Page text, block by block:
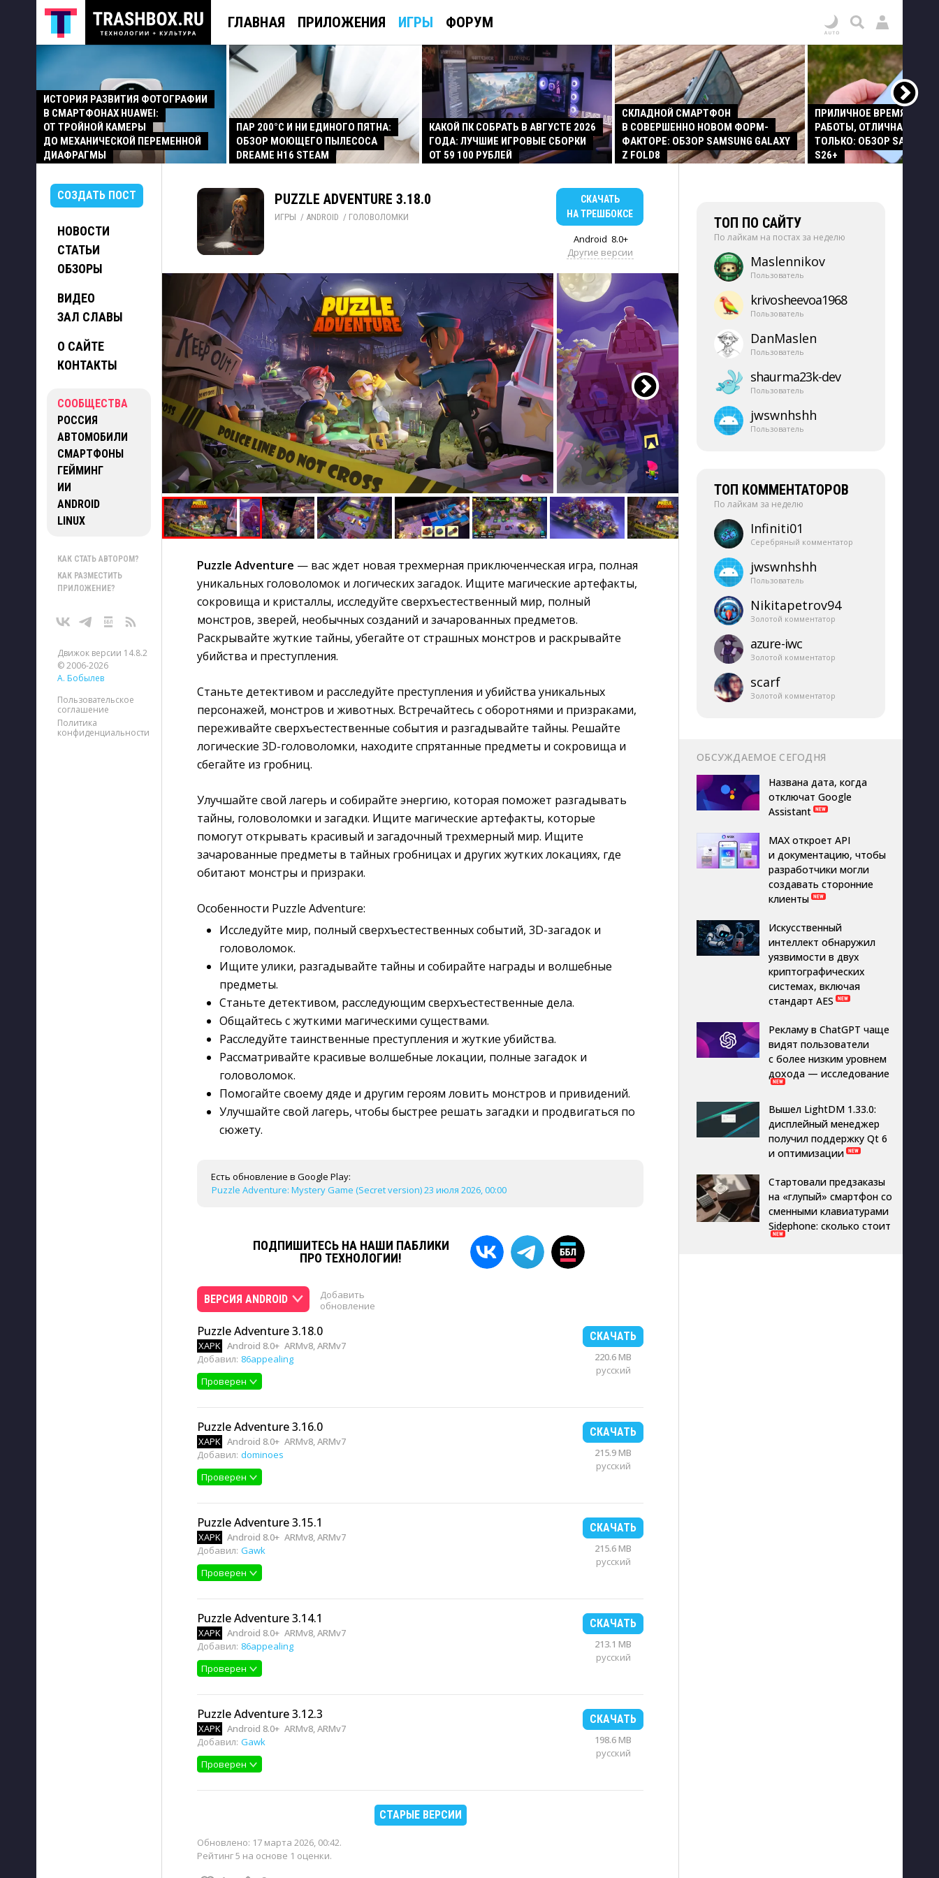
ГЛАВНАЯ ПРИЛОЖЕНИЯ ИГРЫ ФОРУМ
ИСТОРИЯ РАЗВИТИЯ ФОТОГРАФИИ
В СМАРТФОНАХ HUAWEI:
ОТ ТРОЙНОЙ КАМЕРЫ
ДО МЕХАНИЧЕСКОЙ ПЕРЕМЕННОЙ
ДИАФРАГМЫ
ПАР 200°C И НИ ЕДИНОГО ПЯТНА:
ОБЗОР МОЮЩЕГО ПЫЛЕСОСА
DREAME H16 STEAM
КАКОЙ ПК СОБРАТЬ В АВГУСТЕ 2026
ГОДА: ЛУЧШИЕ ИГРОВЫЕ СБОРКИ
ОТ 59 100 РУБЛЕЙ
СКЛАДНОЙ СМАРТФОН
В СОВЕРШЕННО НОВОМ ФОРМ-
ФАКТОРЕ: ОБЗОР SAMSUNG GALAXY
Z FOLD8
ПРИЛИЧНОЕ ВРЕМЯ
РАБОТЫ, ОТЛИЧНАЯ
ТОЛЬКО: ОБЗОР SAMSUNG
S26+
СОЗДАТЬ ПОСТ
НОВОСТИ
СТАТЬИ
ОБЗОРЫ
ВИДЕО
ЗАЛ СЛАВЫ
О САЙТЕ
КОНТАКТЫ
СООБЩЕСТВА
РОССИЯ
АВТОМОБИЛИ
СМАРТФОНЫ
ГЕЙМИНГ
ИИ
ANDROID
LINUX
КАК СТАТЬ АВТОРОМ?
КАК РАЗМЕСТИТЬ
ПРИЛОЖЕНИЕ?
Движок версии 14.8.2
© 2006-2026
А. Бобылев
Пользовательское
соглашение
Политика
конфиденциальности
PUZZLE ADVENTURE 3.18.0
ИГРЫ / ANDROID / ГОЛОВОЛОМКИ
СКАЧАТЬ
НА ТРЕШБОКСЕ
Android 8.0+
Другие версии
Puzzle Adventure — вас ждет новая трехмерная приключенческая игра, полная
уникальных головоломок и логических загадок. Ищите магические артефакты,
сокровища и кристаллы, исследуйте сверхъестественный мир, полный
монстров, зверей, необычных созданий и зачарованных предметов.
Раскрывайте жуткие тайны, убегайте от страшных монстров и раскрывайте
убийства и преступления.
Станьте детективом и расследуйте преступления и убийства уникальных
персонажей, монстров и животных. Встречайтесь с оборотнями и призраками,
переживайте сверхъестественные события и разгадывайте тайны. Решайте
логические 3D-головоломки, находите спрятанные предметы и сокровища и
сбегайте из гробниц.
Улучшайте свой лагерь и собирайте энергию, которая поможет разгадывать
тайны, головоломки и загадки. Ищите магические артефакты, которые
помогут открывать красивый и загадочный трехмерный мир. Ищите
зачарованные предметы в тайных гробницах и других жутких локациях, где
обитают монстры и призраки.
Особенности Puzzle Adventure:
Исследуйте мир, полный сверхъестественных событий, 3D-загадок и
головоломок.
Ищите улики, разгадывайте тайны и собирайте награды и волшебные
предметы.
Станьте детективом, расследующим сверхъестественные дела.
Общайтесь с жуткими магическими существами.
Расследуйте таинственные преступления и жуткие убийства.
Рассматривайте красивые волшебные локации, полные загадок и
головоломок.
Помогайте своему дяде и другим героям ловить монстров и привидений.
Улучшайте свой лагерь, чтобы быстрее решать загадки и продвигаться по
сюжету.
Есть обновление в Google Play:
Puzzle Adventure: Mystery Game (Secret version) 23 июля 2026, 00:00
ПОДПИШИТЕСЬ НА НАШИ ПАБЛИКИ
ПРО ТЕХНОЛОГИИ!
ВЕРСИЯ ANDROID
Добавить
обновление
Puzzle Adventure 3.18.0
XAPK Android 8.0+ ARMv8, ARMv7
Добавил: 86appealing
Проверен
СКАЧАТЬ
220.6 MB
русский
Puzzle Adventure 3.16.0
XAPK Android 8.0+ ARMv8, ARMv7
Добавил: dominoes
Проверен
СКАЧАТЬ
215.9 MB
русский
Puzzle Adventure 3.15.1
XAPK Android 8.0+ ARMv8, ARMv7
Добавил: Gawk
Проверен
СКАЧАТЬ
215.6 MB
русский
Puzzle Adventure 3.14.1
XAPK Android 8.0+ ARMv8, ARMv7
Добавил: 86appealing
Проверен
СКАЧАТЬ
213.1 MB
русский
Puzzle Adventure 3.12.3
XAPK Android 8.0+ ARMv8, ARMv7
Добавил: Gawk
Проверен
СКАЧАТЬ
198.6 MB
русский
СТАРЫЕ ВЕРСИИ
Обновлено: 17 марта 2026, 00:42.
Рейтинг 5 на основе 1 оценки.
ТОП ПО САЙТУ
По лайкам на постах за неделю
Maslennikov
Пользователь
krivosheevoa1968
Пользователь
DanMaslen
Пользователь
shaurma23k-​dev
Пользователь
jwswnhshh
Пользователь
ТОП КОММЕНТАТОРОВ
По лайкам за неделю
Infiniti01
Серебряный комментатор
jwswnhshh
Пользователь
Nikitapetrov94
Золотой комментатор
azure-​iwc
Золотой комментатор
scarf
Золотой комментатор
ОБСУЖДАЕМОЕ СЕГОДНЯ
Названа дата, когда
отключат Google
Assistant
MAX откроет API
и документацию, чтобы
разработчики могли
создавать сторонние
клиенты
Искусственный
интеллект обнаружил
уязвимости в двух
криптографических
системах, включая
стандарт AES
Рекламу в ChatGPT чаще
видят пользователи
с более низким уровнем
дохода — исследование
Вышел LightDM 1.33.0:
дисплейный менеджер
получил поддержку Qt 6
и оптимизации
Стартовали предзаказы
на «глупый» смартфон со
сменными клавиатурами
Sidephone: сколько стоит